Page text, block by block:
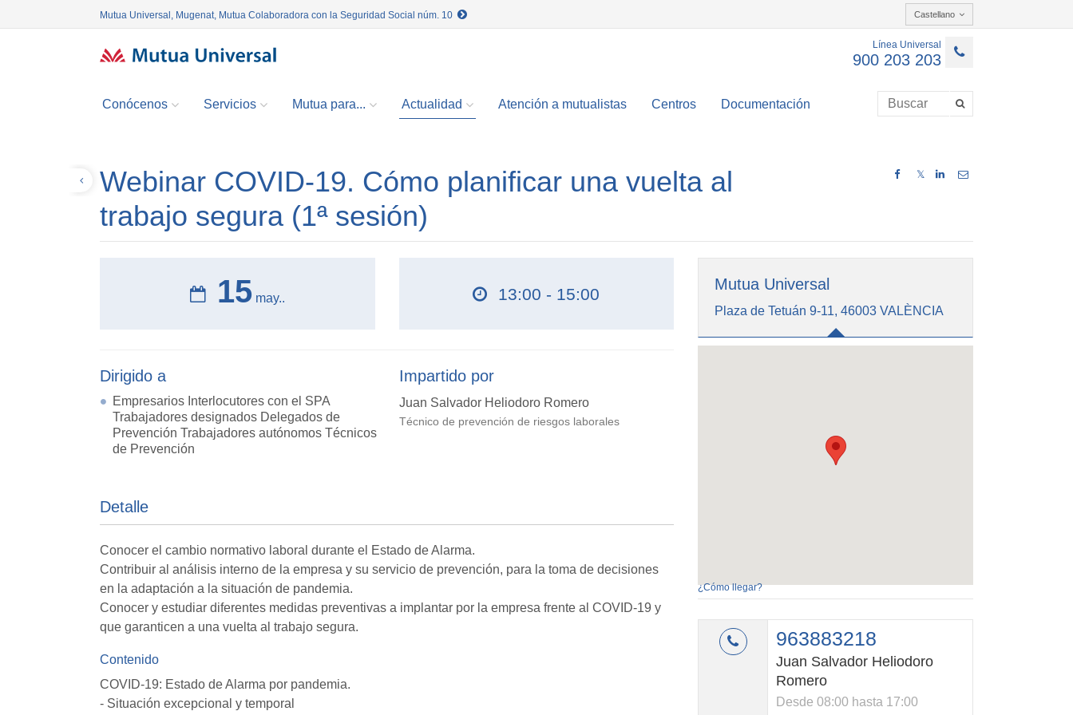
Mutua Universal, Mugenat, Mutua Colaboradora con la Seguridad Social núm. 10 Castellano
Línea Universal
900 203 203
Conócenos Servicios Mutua para... Actualidad Atención a mutualistas Centros Documentación
𝕏
Webinar COVID-19. Cómo planificar una vuelta al
trabajo segura (1ª sesión)
15 may.. 13:00 - 15:00
Dirigido a
Empresarios Interlocutores con el SPA
Trabajadores designados Delegados de
Prevención Trabajadores autónomos Técnicos
de Prevención
Impartido por
Juan Salvador Heliodoro Romero
Técnico de prevención de riesgos laborales
Detalle
Conocer el cambio normativo laboral durante el Estado de Alarma.
Contribuir al análisis interno de la empresa y su servicio de prevención, para la toma de decisiones
en la adaptación a la situación de pandemia.
Conocer y estudiar diferentes medidas preventivas a implantar por la empresa frente al COVID-19 y
que garanticen a una vuelta al trabajo segura.
Contenido
COVID-19: Estado de Alarma por pandemia.
- Situación excepcional y temporal
Mutua Universal
Plaza de Tetuán 9-11, 46003 VALÈNCIA
¿Cómo llegar?
963883218
Juan Salvador Heliodoro
Romero
Desde 08:00 hasta 17:00